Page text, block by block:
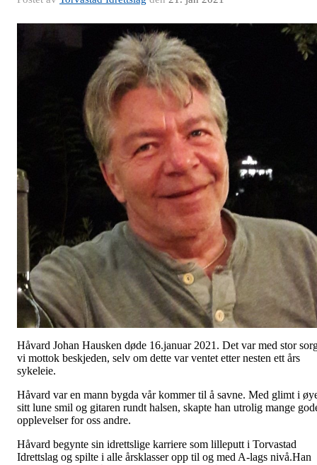
Håvard Johan Hausken døde 16.januar 2021. Det var med stor
vi mottok beskjeden, selv om dette var ventet etter nesten ett års
sykeleie.
Håvard var en mann bygda vår kommer til å savne. Med glimt i
sitt lune smil og gitaren rundt halsen, skapte han utrolig mange
opplevelser for oss andre.
Håvard begynte sin idrettslige karriere som lilleputt i Torvastad
Idrettslag og spilte i alle årsklasser opp til og med A-lags nivå.Han